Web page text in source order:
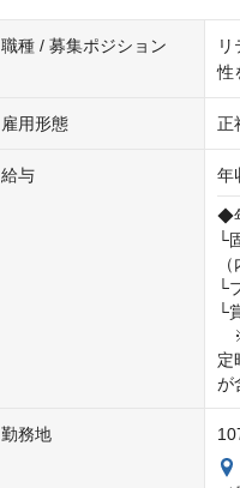
職種 / 募集ポジション
性
雇用形態 正
給与 年
◆
└
└
└
※
定
が
勤務地